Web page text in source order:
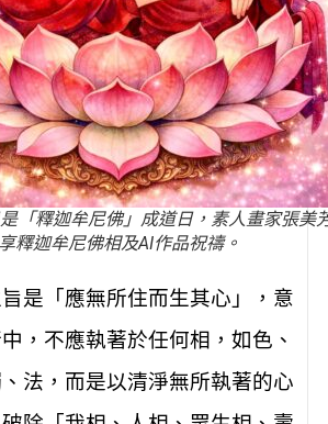
「釋迦牟尼佛」成道日，素人畫家張美
釋迦牟尼佛相及AI作品祝禱。
旨是「應無所住而生其心」，意
，不應執著於任何相，如色、
法，而是以清淨無所執著的心